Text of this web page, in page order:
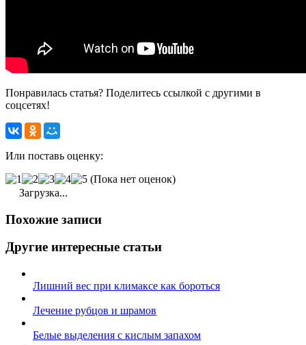
Понравилась статья? Поделитесь ссылкой с другими в
соцсетях!
Или поставь оценку:
(Пока нет оценок)
Загрузка...
Похожие записи
Другие интересные статьи
Лишний вес при климаксе как бороться
Лечение рубцов и шрамов
Белые выделения с кислым запахом